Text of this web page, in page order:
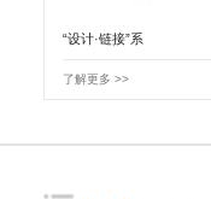
“设计·链接”系
了解更多 >>